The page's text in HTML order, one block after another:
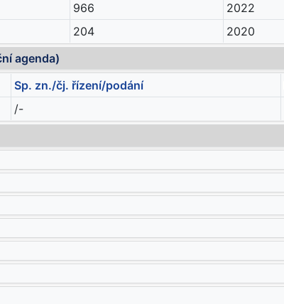
966
2022
204 2020
agenda)
Sp. zn./čj. řízení/podání
/-